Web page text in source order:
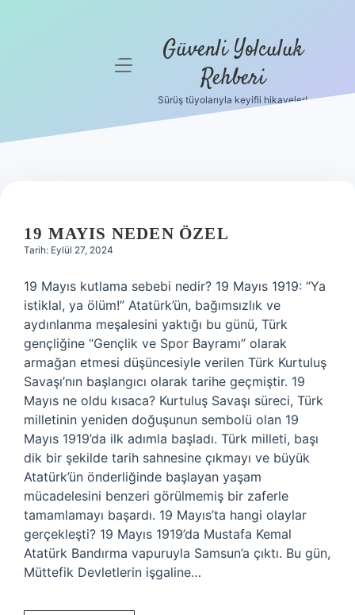
Hakkımızda
menüyü Güvenli Yolculuk
Rehberi
Sürüş tüyolarıyla keyifli hikayeler!
YOLCULUK
REHBERI
YAZILAR
19 MAYIS NEDEN ÖZEL
Tarih: Eylül 27, 2024
19 Mayıs kutlama sebebi nedir? 19 Mayıs 1919: “Ya
istiklal, ya ölüm!” Atatürk’ün, bağımsızlık ve
aydınlanma meşalesini yaktığı bu günü, Türk
gençliğine “Gençlik ve Spor Bayramı” olarak
armağan etmesi düşüncesiyle verilen Türk Kurtuluş
Savaşı’nın başlangıcı olarak tarihe geçmiştir. 19
Mayıs ne oldu kısaca? Kurtuluş Savaşı süreci, Türk
milletinin yeniden doğuşunun sembolü olan 19
Mayıs 1919’da ilk adımla başladı. Türk milleti, başı
dik bir şekilde tarih sahnesine çıkmayı ve büyük
Atatürk’ün önderliğinde başlayan yaşam
mücadelesini benzeri görülmemiş bir zaferle
tamamlamayı başardı. 19 Mayıs’ta hangi olaylar
gerçekleşti? 19 Mayıs 1919’da Mustafa Kemal
Atatürk Bandırma vapuruyla Samsun’a çıktı. Bu gün,
Müttefik Devletlerin işgaline…